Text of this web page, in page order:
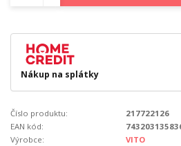
Nákup na splátky
Číslo produktu:
217722126
EAN kód:
Výrobce:
VITO